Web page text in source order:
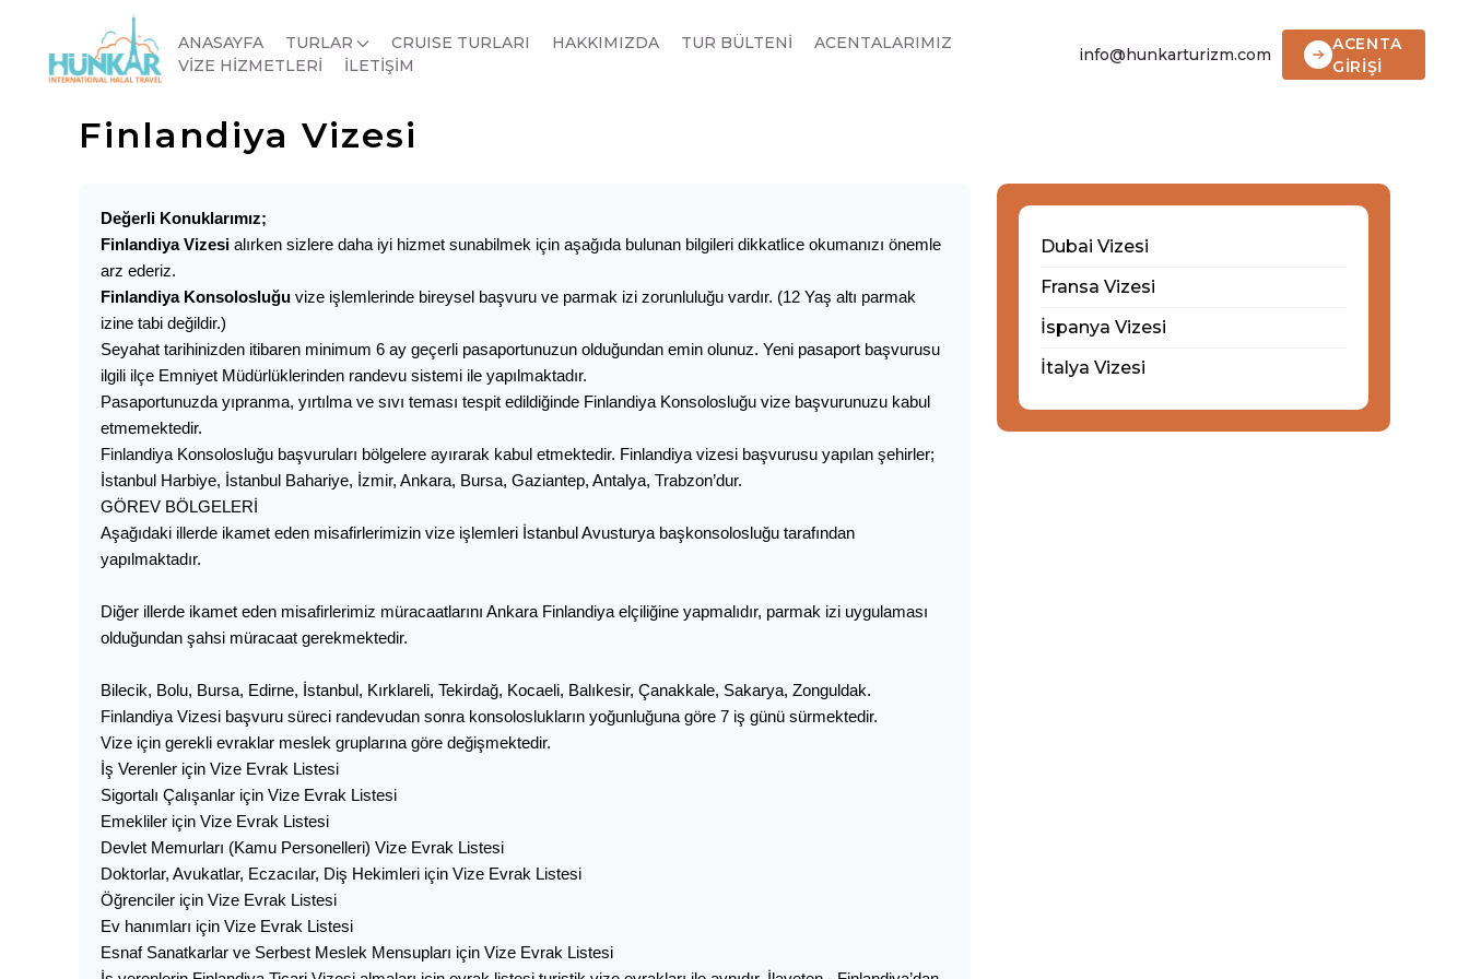
ANASAYFA TURLAR CRUISE TURLARI HAKKIMIZDA TUR BÜLTENİ
ACENTALARIMIZ
VİZE HİZMETLERİ
İLETİŞİM
info@hunkarturizm.com
ACENTA
GİRİŞİ
Finlandiya Vizesi
Değerli Konuklarımız;
Finlandiya Vizesi alırken sizlere daha iyi hizmet sunabilmek için aşağıda bulunan bilgileri dikkatlice okumanızı önemle
arz ederiz.
Finlandiya Konsolosluğu vize işlemlerinde bireysel başvuru ve parmak izi zorunluluğu vardır. (12 Yaş altı parmak
izine tabi değildir.)
Seyahat tarihinizden itibaren minimum 6 ay geçerli pasaportunuzun olduğundan emin olunuz. Yeni pasaport başvurusu
ilgili ilçe Emniyet Müdürlüklerinden randevu sistemi ile yapılmaktadır.
Pasaportunuzda yıpranma, yırtılma ve sıvı teması tespit edildiğinde Finlandiya Konsolosluğu vize başvurunuzu kabul
etmemektedir.
Finlandiya Konsolosluğu başvuruları bölgelere ayırarak kabul etmektedir. Finlandiya vizesi başvurusu yapılan şehirler;
İstanbul Harbiye, İstanbul Bahariye, İzmir, Ankara, Bursa, Gaziantep, Antalya, Trabzon’dur.
GÖREV BÖLGELERİ
Aşağıdaki illerde ikamet eden misafirlerimizin vize işlemleri İstanbul Avusturya başkonsolosluğu tarafından
yapılmaktadır.
Diğer illerde ikamet eden misafirlerimiz müracaatlarını Ankara Finlandiya elçiliğine yapmalıdır, parmak izi uygulaması
olduğundan şahsi müracaat gerekmektedir.
Bilecik, Bolu, Bursa, Edirne, İstanbul, Kırklareli, Tekirdağ, Kocaeli, Balıkesir, Çanakkale, Sakarya, Zonguldak.
Finlandiya Vizesi başvuru süreci randevudan sonra konsoloslukların yoğunluğuna göre 7 iş günü sürmektedir.
Vize için gerekli evraklar meslek gruplarına göre değişmektedir.
İş Verenler için Vize Evrak Listesi
Sigortalı Çalışanlar için Vize Evrak Listesi
Emekliler için Vize Evrak Listesi
Devlet Memurları (Kamu Personelleri) Vize Evrak Listesi
Doktorlar, Avukatlar, Eczacılar, Diş Hekimleri için Vize Evrak Listesi
Öğrenciler için Vize Evrak Listesi
Ev hanımları için Vize Evrak Listesi
Esnaf Sanatkarlar ve Serbest Meslek Mensupları için Vize Evrak Listesi
Dubai Vizesi
Fransa Vizesi
İspanya Vizesi
İtalya Vizesi